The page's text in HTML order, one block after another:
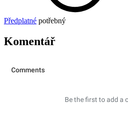
Předplatné potřebný
Komentář